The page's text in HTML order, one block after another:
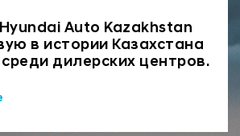
Auto Kazakhstan
в истории Казахстана
дилерских центров.